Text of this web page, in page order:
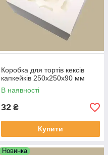
Коробка для тортів кексів
капкейків 250х250х90 мм
В наявності
32 ₴
Купити
Новинка